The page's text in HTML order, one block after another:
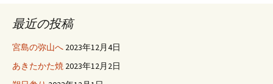
最近の投稿
宮島の弥山へ 2023年12月4日
あきたかた焼 2023年12月2日